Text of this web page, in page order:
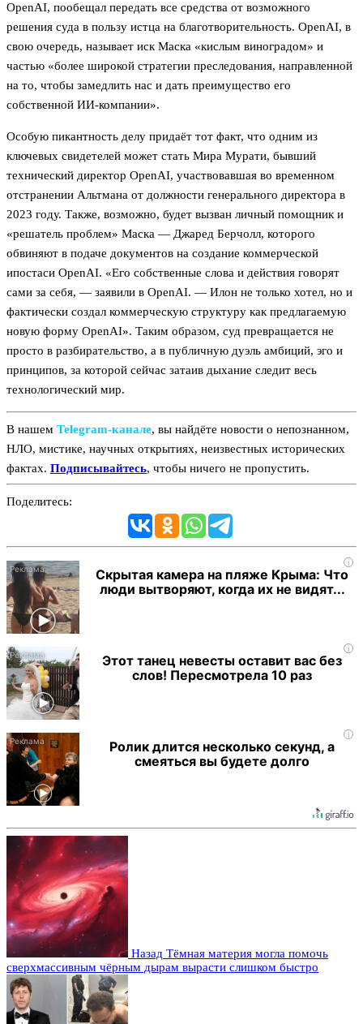
OpenAI, пообещал передать все средства от возможного
решения суда в пользу истца на благотворительность. OpenAI, в
свою очередь, называет иск Маска «кислым виноградом» и
частью «более широкой стратегии преследования, направленной
на то, чтобы замедлить нас и дать преимущество его
собственной ИИ-компании».
Особую пикантность делу придаёт тот факт, что одним из
ключевых свидетелей может стать Мира Мурати, бывший
технический директор OpenAI, участвовавшая во временном
отстранении Альтмана от должности генерального директора в
2023 году. Также, возможно, будет вызван личный помощник и
«решатель проблем» Маска — Джаред Берчолл, которого
обвиняют в подаче документов на создание коммерческой
ипостаси OpenAI. «Его собственные слова и действия говорят
сами за себя, — заявили в OpenAI. — Илон не только хотел, но и
фактически создал коммерческую структуру как предлагаемую
новую форму OpenAI». Таким образом, суд превращается не
просто в разбирательство, а в публичную дуэль амбиций, эго и
принципов, за которой сейчас затаив дыхание следит весь
технологический мир.
В нашем Telegram‑канале, вы найдёте новости о непознанном,
НЛО, мистике, научных открытиях, неизвестных исторических
фактах. Подписывайтесь, чтобы ничего не пропустить.
Поделитесь:
i
Скрытая камера на пляже Крыма: Что
люди вытворяют, когда их не видят...
i
Этот танец невесты оставит вас без
слов! Пересмотрела 10 раз
i
Ролик длится несколько секунд, а
смеяться вы будете долго
Назад Тёмная материя могла помочь
сверхмассивным чёрным дырам вырасти слишком быстро